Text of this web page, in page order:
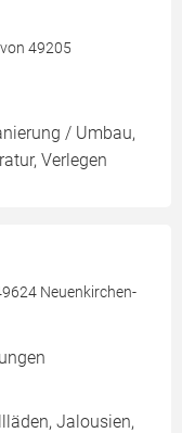
49205
/ Umbau,
Verlegen
Neuenkirchen-
Jalousien,